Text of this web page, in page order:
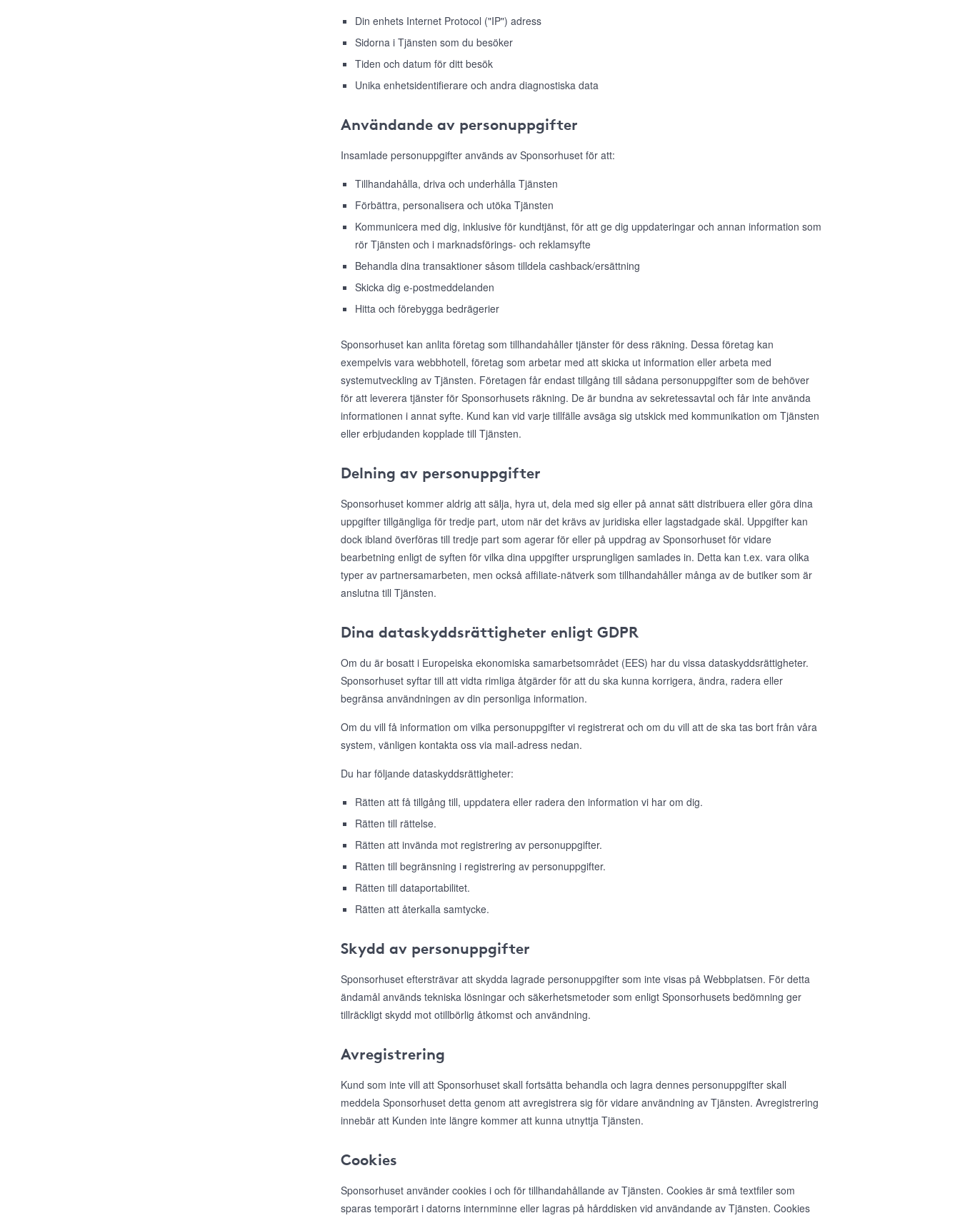
Din enhets Internet Protocol ("IP") adress
Sidorna i Tjänsten som du besöker
Tiden och datum för ditt besök
Unika enhetsidentifierare och andra diagnostiska data
Användande av personuppgifter
Insamlade personuppgifter används av Sponsorhuset för att:
Tillhandahålla, driva och underhålla Tjänsten
Förbättra, personalisera och utöka Tjänsten
Kommunicera med dig, inklusive för kundtjänst, för att ge dig uppdateringar och annan information som
rör Tjänsten och i marknadsförings- och reklamsyfte
Behandla dina transaktioner såsom tilldela cashback/ersättning
Skicka dig e-postmeddelanden
Hitta och förebygga bedrägerier
Sponsorhuset kan anlita företag som tillhandahåller tjänster för dess räkning. Dessa företag kan
exempelvis vara webbhotell, företag som arbetar med att skicka ut information eller arbeta med
systemutveckling av Tjänsten. Företagen får endast tillgång till sådana personuppgifter som de behöver
för att leverera tjänster för Sponsorhusets räkning. De är bundna av sekretessavtal och får inte använda
informationen i annat syfte. Kund kan vid varje tillfälle avsäga sig utskick med kommunikation om Tjänsten
eller erbjudanden kopplade till Tjänsten.
Delning av personuppgifter
Sponsorhuset kommer aldrig att sälja, hyra ut, dela med sig eller på annat sätt distribuera eller göra dina
uppgifter tillgängliga för tredje part, utom när det krävs av juridiska eller lagstadgade skäl. Uppgifter kan
dock ibland överföras till tredje part som agerar för eller på uppdrag av Sponsorhuset för vidare
bearbetning enligt de syften för vilka dina uppgifter ursprungligen samlades in. Detta kan t.ex. vara olika
typer av partnersamarbeten, men också affiliate-nätverk som tillhandahåller många av de butiker som är
anslutna till Tjänsten.
Dina dataskyddsrättigheter enligt GDPR
Om du är bosatt i Europeiska ekonomiska samarbetsområdet (EES) har du vissa dataskyddsrättigheter.
Sponsorhuset syftar till att vidta rimliga åtgärder för att du ska kunna korrigera, ändra, radera eller
begränsa användningen av din personliga information.
Om du vill få information om vilka personuppgifter vi registrerat och om du vill att de ska tas bort från våra
system, vänligen kontakta oss via mail-adress nedan.
Du har följande dataskyddsrättigheter:
Rätten att få tillgång till, uppdatera eller radera den information vi har om dig.
Rätten till rättelse.
Rätten att invända mot registrering av personuppgifter.
Rätten till begränsning i registrering av personuppgifter.
Rätten till dataportabilitet.
Rätten att återkalla samtycke.
Skydd av personuppgifter
Sponsorhuset eftersträvar att skydda lagrade personuppgifter som inte visas på Webbplatsen. För detta
ändamål används tekniska lösningar och säkerhetsmetoder som enligt Sponsorhusets bedömning ger
tillräckligt skydd mot otillbörlig åtkomst och användning.
Avregistrering
Kund som inte vill att Sponsorhuset skall fortsätta behandla och lagra dennes personuppgifter skall
meddela Sponsorhuset detta genom att avregistrera sig för vidare användning av Tjänsten. Avregistrering
innebär att Kunden inte längre kommer att kunna utnyttja Tjänsten.
Cookies
Sponsorhuset använder cookies i och för tillhandahållande av Tjänsten. Cookies är små textfiler som
sparas temporärt i datorns internminne eller lagras på hårddisken vid användande av Tjänsten. Cookies